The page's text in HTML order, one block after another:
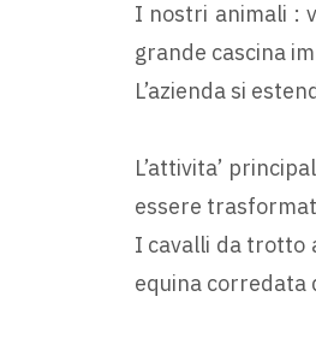
I nostri animali :
grande cascina
L’azienda si
L’attivita’
essere
I cavalli da trotto
equina corredata